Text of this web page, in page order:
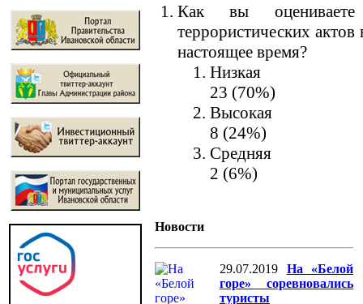
Как вы оцениваете
террористических
настоящее время?
Низкая
23 (70%)
Высокая
8 (24%)
Средняя
2 (6%)
Новости
29.07.2019
На «Белой
горе» соревновались
туристы